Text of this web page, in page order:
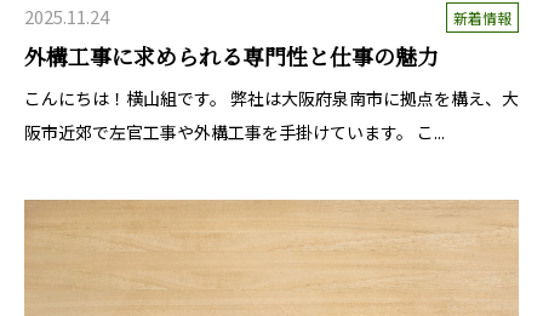
2025.11.24 新着情報
外構工事に求められる専門性と仕事の魅力
こんにちは！横山組です。 弊社は大阪府泉南市に拠点を構え、大
阪市近郊で左官工事や外構工事を手掛けています。 こ...